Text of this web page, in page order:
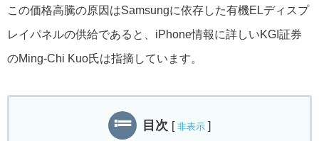
この価格高騰の原因はSamsungに依存した有機ELディスプ
レイパネルの供給であると、iPhone情報に詳しいKGI証券
のMing-Chi Kuo氏は指摘しています。
目次 [ 非表示 ]